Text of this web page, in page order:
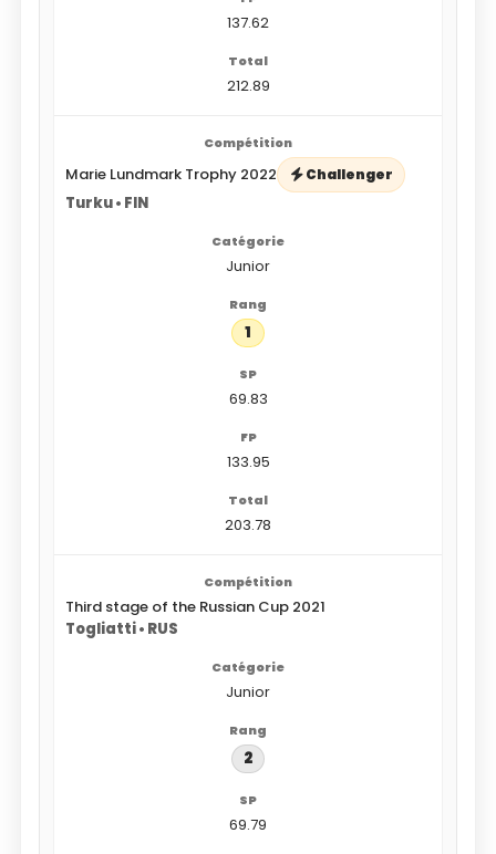
137.62
212.89
Marie Lundmark Trophy 2022 Challenger
Turku • FIN
Junior
1
69.83
133.95
203.78
Third stage of the Russian Cup 2021
Togliatti • RUS
Junior
2
69.79